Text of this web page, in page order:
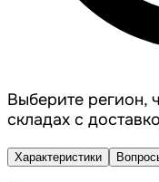
Выберите регион,
складах с
Характеристики